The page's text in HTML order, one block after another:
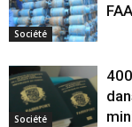
Société
Société